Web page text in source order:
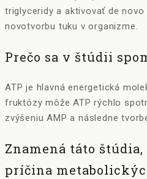
triglyceridy a aktivovať de
novotvorbu tuku v organizme.
Prečo sa v štúdii
ATP je hlavná energetická
fruktózy môže ATP rýchlo
zvýšeniu AMP a následne
Znamená táto
príčina